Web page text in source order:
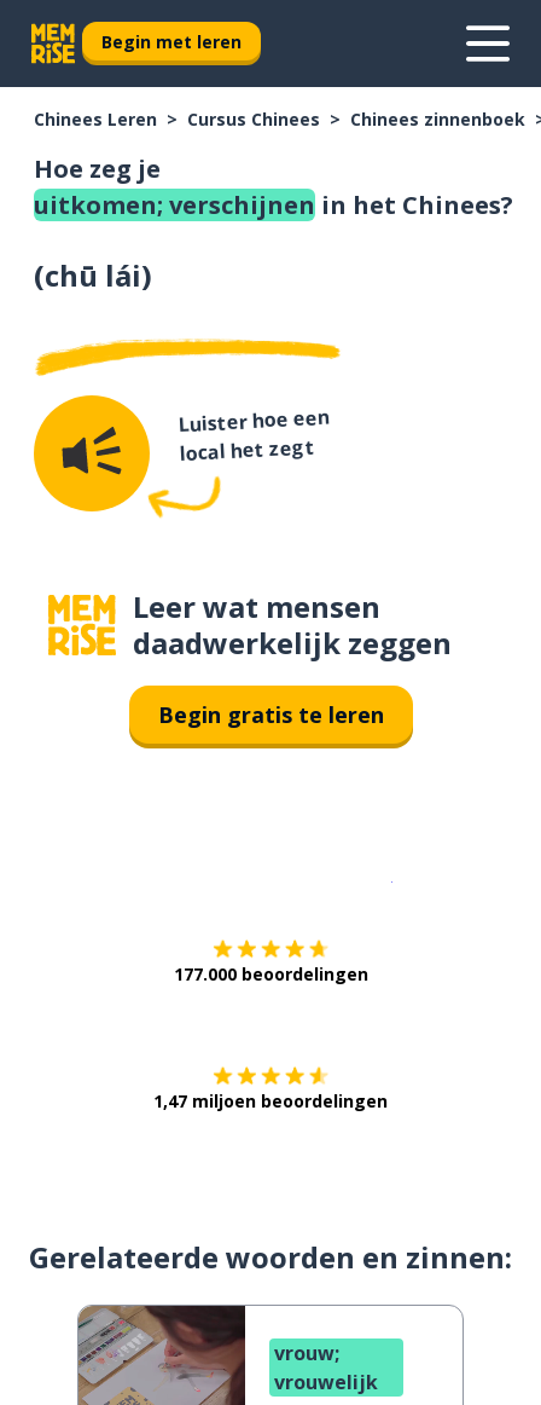
Begin met leren
Chinees Leren Cursus Chinees Chinees zinnenboek
Hoe zeg je
uitkomen; verschijnen in het Chinees?
(chū lái)
Luister hoe een
local het zegt
Leer wat mensen
daadwerkelijk zeggen
Begin gratis te leren
177.000 beoordelingen
1,47 miljoen beoordelingen
Gerelateerde woorden en zinnen:
vrouw;
vrouwelijk